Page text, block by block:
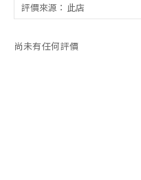
尚未有任何評價